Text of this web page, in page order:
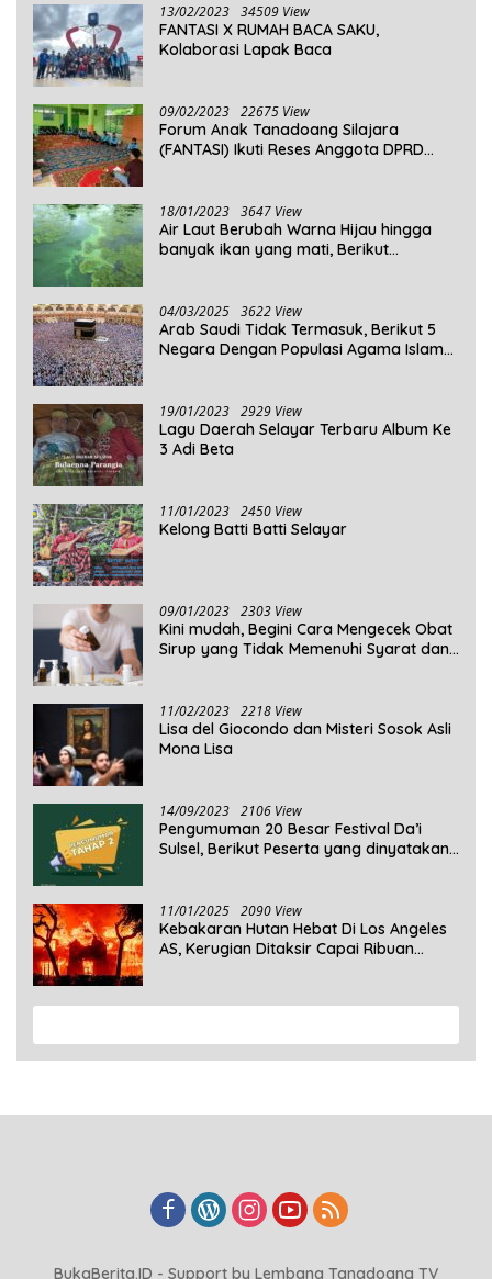
13/02/2023 34509 View
FANTASI X RUMAH BACA SAKU,
Kolaborasi Lapak Baca
09/02/2023 22675 View
Forum Anak Tanadoang Silajara
(FANTASI) Ikuti Reses Anggota DPRD
18/01/2023 3647 View
Air Laut Berubah Warna Hijau hingga
banyak ikan yang mati, Berikut
04/03/2025 3622 View
Arab Saudi Tidak Termasuk, Berikut 5
Negara Dengan Populasi Agama Islam
19/01/2023 2929 View
Lagu Daerah Selayar Terbaru Album Ke
3 Adi Beta
11/01/2023 2450 View
Kelong Batti Batti Selayar
09/01/2023 2303 View
Kini mudah, Begini Cara Mengecek Obat
Sirup yang Tidak Memenuhi Syarat dan
11/02/2023 2218 View
Lisa del Giocondo dan Misteri Sosok Asli
Mona Lisa
14/09/2023 2106 View
Pengumuman 20 Besar Festival Da’i
Sulsel, Berikut Peserta yang dinyatakan
11/01/2025 2090 View
Kebakaran Hutan Hebat Di Los Angeles
AS, Kerugian Ditaksir Capai Ribuan
BukaBerita.ID - Support by Lembang Tanadoang TV